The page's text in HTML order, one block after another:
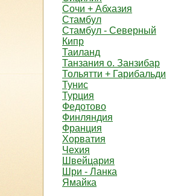
Сочи + Абхазия
Стамбул
Стамбул - Северный
Кипр
Таиланд
Танзания о. Занзибар
Тольятти + Гарибальди
Тунис
Турция
Федотово
Финляндия
Франция
Хорватия
Чехия
Швейцария
Шри - Ланка
Ямайка